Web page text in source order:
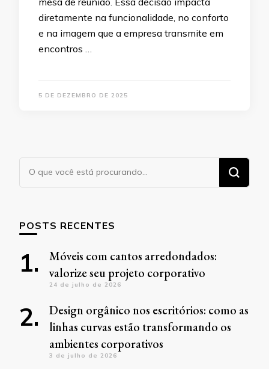
diretamente na funcionalidade, no conforto
e na imagem que a empresa transmite em
encontros …
5 DE DEZEMBRO DE 2025
Procurando
algo?
POSTS RECENTES
Móveis com cantos arredondados:
valorize seu projeto corporativo
24 de julho de 2026
Design orgânico nos escritórios: como as
linhas curvas estão transformando os
ambientes corporativos
3 de julho de 2026